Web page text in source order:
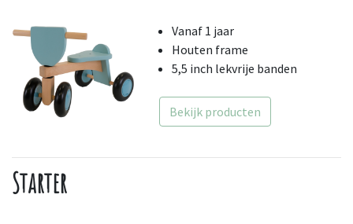
Vanaf 1 jaar
Houten frame
5,5 inch lekvrije banden
Bekijk producten
Starter